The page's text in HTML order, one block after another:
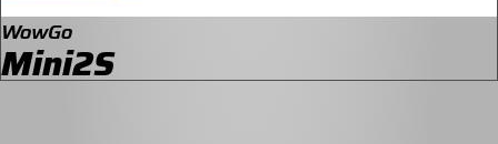
WowGo
Mini2S